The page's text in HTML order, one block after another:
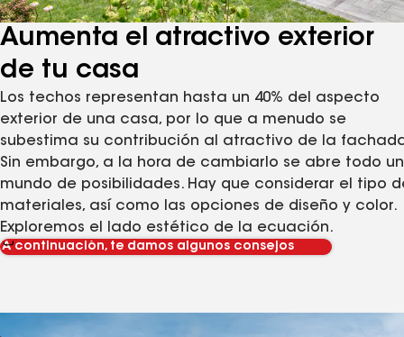
Aumenta el atractivo exterior
de tu casa
Los techos representan hasta un 40% del aspecto
exterior de una casa, por lo que a menudo se
subestima su contribución al atractivo de la
Sin embargo, a la hora de cambiarlo se abre todo un
mundo de posibilidades. Hay que considerar el tipo
materiales, así como las opciones de diseño y color.
Exploremos el lado estético de la ecuación.
A continuación, te damos algunos consejos